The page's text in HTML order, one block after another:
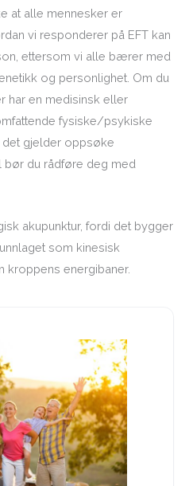
at alle mennesker er
vi responderer på EFT kan
ettersom vi alle bærer med
og personlighet. Om du
har en medisinsk eller
fysiske/psykiske
gjelder oppsøke
bør du rådføre deg med
akupunktur, fordi det bygger
som kinesisk
kroppens energibaner.